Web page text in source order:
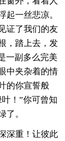
起一丝悲凉。
证了我们的友
，踏上去，发
一副多么完美
中夹杂着的情
的你宣誓般
！”你可曾知
了。
深重！让彼此